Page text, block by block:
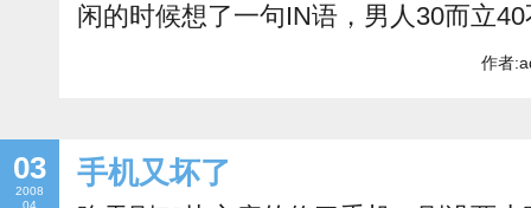
闲的时候想了一句IN语，男人30而立
作者
03
2008
04
手机又坏了